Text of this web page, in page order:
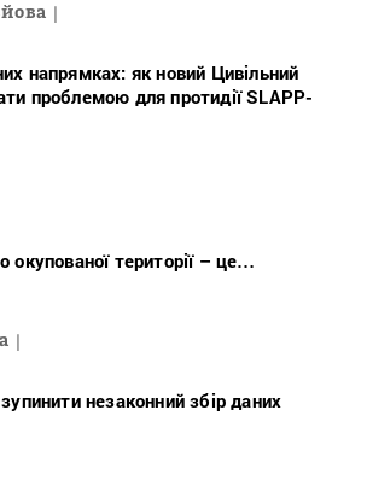
напрямках: як новий Цивільний
проблемою для протидії SLAPP-
окупованої території – це…
незаконний збір даних